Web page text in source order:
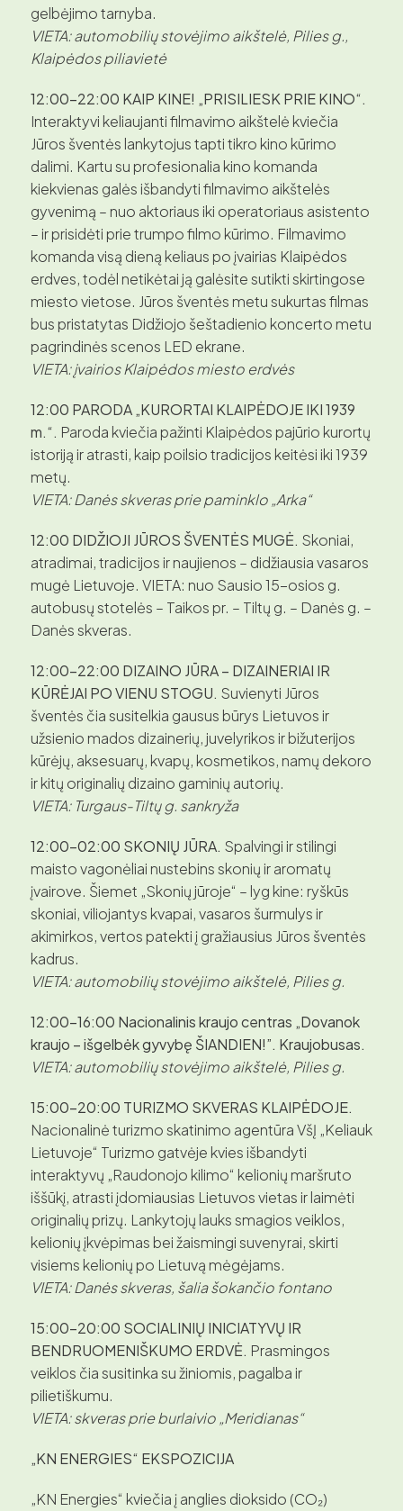
gelbėjimo tarnyba.
VIETA: automobilių stovėjimo aikštelė, Pilies g.,
Klaipėdos piliavietė
12:00–22:00 KAIP KINE! „PRISILIESK PRIE KINO“.
Interaktyvi keliaujanti filmavimo aikštelė kviečia
Jūros šventės lankytojus tapti tikro kino kūrimo
dalimi. Kartu su profesionalia kino komanda
kiekvienas galės išbandyti filmavimo aikštelės
gyvenimą – nuo aktoriaus iki operatoriaus asistento
– ir prisidėti prie trumpo filmo kūrimo. Filmavimo
komanda visą dieną keliaus po įvairias Klaipėdos
erdves, todėl netikėtai ją galėsite sutikti skirtingose
miesto vietose. Jūros šventės metu sukurtas filmas
bus pristatytas Didžiojo šeštadienio koncerto metu
pagrindinės scenos LED ekrane.
VIETA: įvairios Klaipėdos miesto erdvės
12:00 PARODA „KURORTAI KLAIPĖDOJE IKI 1939
m.“. Paroda kviečia pažinti Klaipėdos pajūrio kurortų
istoriją ir atrasti, kaip poilsio tradicijos keitėsi iki 1939
metų.
VIETA: Danės skveras prie paminklo „Arka“
12:00 DIDŽIOJI JŪROS ŠVENTĖS MUGĖ. Skoniai,
atradimai, tradicijos ir naujienos – didžiausia vasaros
mugė Lietuvoje. VIETA: nuo Sausio 15-osios g.
autobusų stotelės – Taikos pr. – Tiltų g. – Danės g. –
Danės skveras.
12:00–22:00 DIZAINO JŪRA – DIZAINERIAI IR
KŪRĖJAI PO VIENU STOGU. Suvienyti Jūros
šventės čia susitelkia gausus būrys Lietuvos ir
užsienio mados dizainerių, juvelyrikos ir bižuterijos
kūrėjų, aksesuarų, kvapų, kosmetikos, namų dekoro
ir kitų originalių dizaino gaminių autorių.
VIETA: Turgaus-Tiltų g. sankryža
12:00–02:00 SKONIŲ JŪRA. Spalvingi ir stilingi
maisto vagonėliai nustebins skonių ir aromatų
įvairove. Šiemet „Skonių jūroje“ – lyg kine: ryškūs
skoniai, viliojantys kvapai, vasaros šurmulys ir
akimirkos, vertos patekti į gražiausius Jūros šventės
kadrus.
VIETA: automobilių stovėjimo aikštelė, Pilies g.
12:00–16:00 Nacionalinis kraujo centras „Dovanok
kraujo – išgelbėk gyvybę ŠIANDIEN!”. Kraujobusas.
VIETA: automobilių stovėjimo aikštelė, Pilies g.
15:00–20:00 TURIZMO SKVERAS KLAIPĖDOJE.
Nacionalinė turizmo skatinimo agentūra VšĮ „Keliauk
Lietuvoje“ Turizmo gatvėje kvies išbandyti
interaktyvų „Raudonojo kilimo“ kelionių maršruto
iššūkį, atrasti įdomiausias Lietuvos vietas ir laimėti
originalių prizų. Lankytojų lauks smagios veiklos,
kelionių įkvėpimas bei žaismingi suvenyrai, skirti
visiems kelionių po Lietuvą mėgėjams.
VIETA: Danės skveras, šalia šokančio fontano
15:00–20:00 SOCIALINIŲ INICIATYVŲ IR
BENDRUOMENIŠKUMO ERDVĖ. Prasmingos
veiklos čia susitinka su žiniomis, pagalba ir
pilietiškumu.
VIETA: skveras prie burlaivio „Meridianas“
„KN ENERGIES“ EKSPOZICIJA
„KN Energies“ kviečia į anglies dioksido (CO₂)